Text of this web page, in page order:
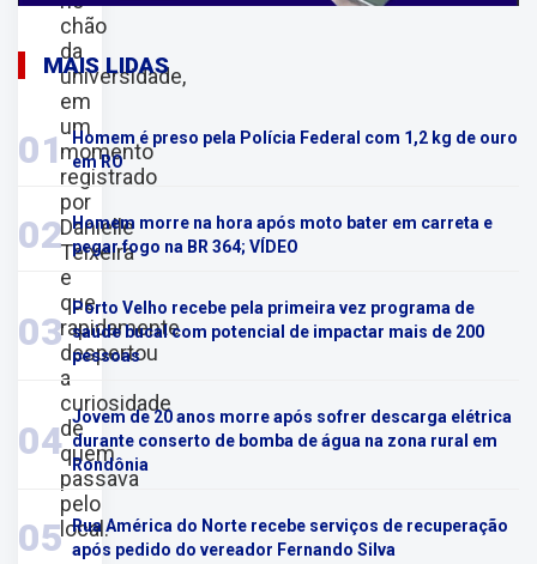
chão
da
universidade,
em
um
momento
registrado
por
Danielle
Teixeira
e
que
rapidamente
despertou
a
curiosidade
de
quem
passava
pelo
local.
MAIS LIDAS
01
Homem é preso pela Polícia Federal com 1,2 kg de ouro
em RO
02
Homem morre na hora após moto bater em carreta e
pegar fogo na BR 364; VÍDEO
03
Porto Velho recebe pela primeira vez programa de
saúde bucal com potencial de impactar mais de 200
pessoas
04
Jovem de 20 anos morre após sofrer descarga elétrica
durante conserto de bomba de água na zona rural em
Rondônia
05 Rua América do Norte recebe serviços de recuperação
após pedido do vereador Fernando Silva